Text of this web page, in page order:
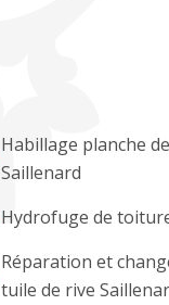
Habillage planche
Saillenard
Hydrofuge de
Réparation et
tuile de rive